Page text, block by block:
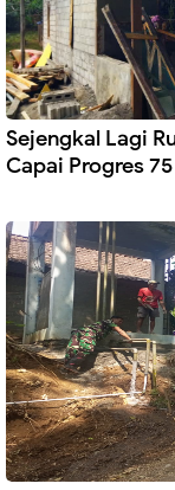
Sejengkal Lagi
Capai Progres